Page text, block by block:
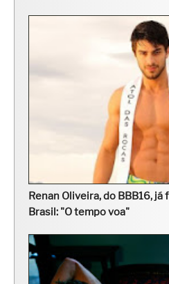
Renan Oliveira, do BBB16,
Brasil: "O tempo voa"